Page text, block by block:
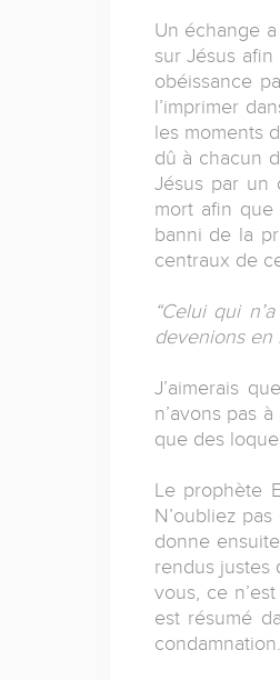
Un échange
sur Jésus
obéissance
l’imprimer
les moments
dû à chacun
Jésus par un
mort afin
banni de la
centraux de
“Celui qui
devenions en
J’aimerais
n’avons pas
que des
Le prophète
N’oubliez
donne
rendus justes
vous, ce
est résumé